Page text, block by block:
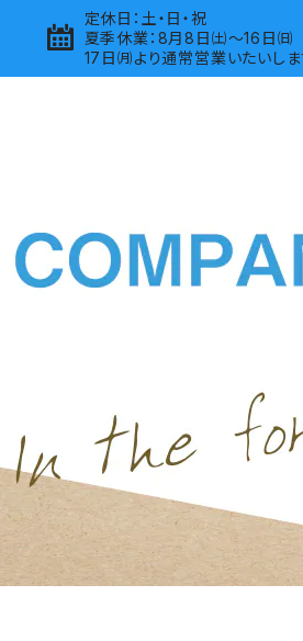
定休日：土・日・祝
夏季休業：8月8日㈯～16日㈰
17日㈪より通常営業いたいしま